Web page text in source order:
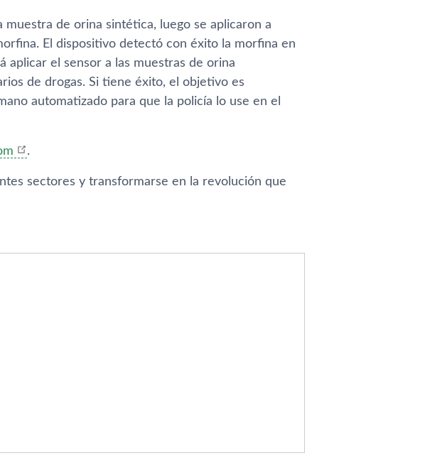
de orina sintética, luego se aplicaron a
El dispositivo detectó con éxito la morfina en
aplicar el sensor a las muestras de orina
de drogas. Si tiene éxito, el objetivo es
automatizado para que la policía lo use en el
.
sectores y transformarse en la revolución que